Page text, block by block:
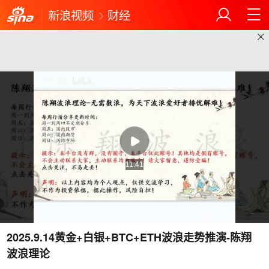
新浪视频 财经
11:41
2025.9.14黄金+白银+BTC+ETH波浪走势推演-陈翔
波浪理论